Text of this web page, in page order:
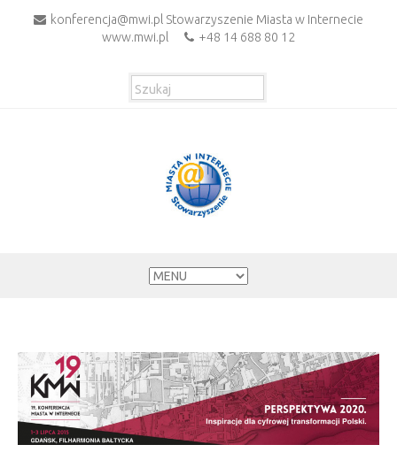
konferencja@mwi.pl Stowarzyszenie Miasta w Internecie
www.mwi.pl
+48 14 688 80 12